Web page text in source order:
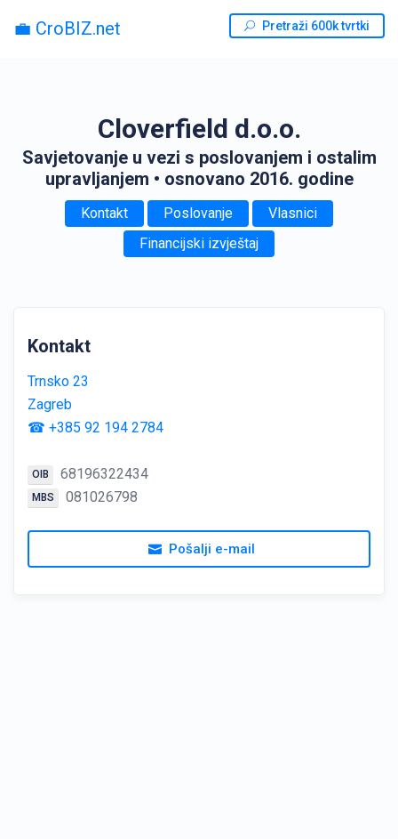
💼 CroBIZ.net Pretraži 600k tvrtki
Cloverfield d.o.o.
Savjetovanje u vezi s poslovanjem i ostalim
upravljanjem • osnovano 2016. godine
Kontakt Poslovanje
Vlasnici
Financijski izvještaj
Kontakt
Trnsko 23
Zagreb
☎ +385 92 194 2784
OIB 68196322434
MBS 081026798
Pošalji e-mail